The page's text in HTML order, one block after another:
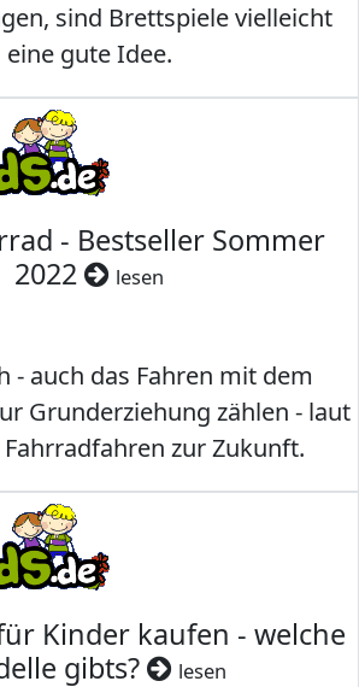
sind Brettspiele vielleicht
eine gute Idee.
- Bestseller Sommer
2022
lesen
- auch das Fahren mit dem
Grunderziehung zählen - laut
zur Zukunft.
Kinder kaufen - welche
gibts?
lesen